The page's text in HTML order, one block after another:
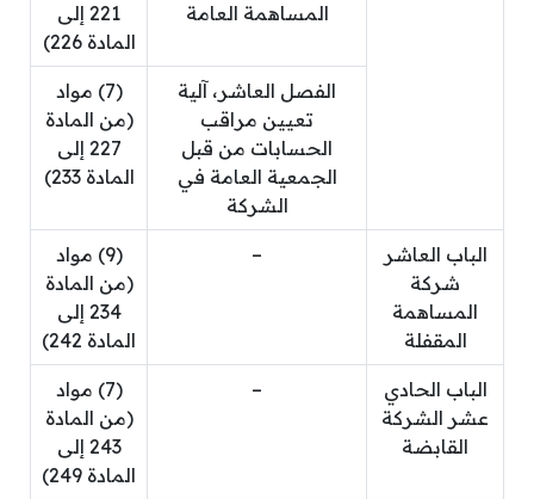
المساهمة العامة
221 إلى
المادة 226)
الفصل العاشر، آلية
تعيين مراقب
الحسابات من قبل
الجمعية العامة في
الشركة
(7) مواد
(من المادة
227 إلى
المادة 233)
الباب العاشر
شركة
المساهمة
المقفلة
–
(9) مواد
(من المادة
234 إلى
المادة 242)
الباب الحادي
عشر الشركة
القابضة
–
(7) مواد
(من المادة
243 إلى
المادة 249)